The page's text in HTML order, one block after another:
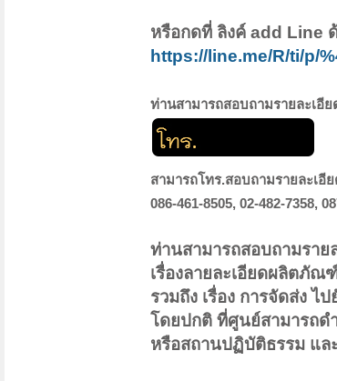
หรือกดที่ ลิงค์ add Line
https://line.me/R/ti/p/
ท่านสามารถสอบถามรายละเอี
สามารถโทร.สอบถามรายละเอี
086-461-8505, 02-482-7358,
ท่านสามารถสอบถามราย
เรื่องลายละเอียดผลิตภั
รวมถึง เรื่อง การจัดส่ง ไ
โดยปกติ ที่ศูนย์สามารถด
หรือสถานปฏิบัติธรรม แล